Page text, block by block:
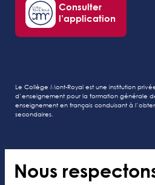
Consulter
l’application
Le Collège Mont-Royal est une institution
d’enseignement pour la formation générale
enseignement en français conduisant à
secondaires.
Tous droits réservés au
Nous